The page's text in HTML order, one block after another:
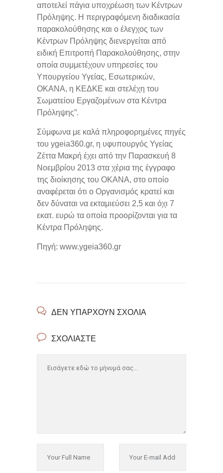
αποτελεί πάγια υποχρέωση των Κέντρων
Πρόληψης. Η περιγραφόμενη διαδικασία
παρακολούθησης και ο έλεγχος των
Κέντρων Πρόληψης διενεργείται από
ειδική Επιτροπή Παρακολούθησης, στην
οποία συμμετέχουν υπηρεσίες του
Υπουργείου Υγείας, Εσωτερικών,
ΟΚΑΝΑ, η ΚΕΔΚΕ και στελέχη του
Σωματείου Εργαζομένων στα Κέντρα
Πρόληψης”.
Σύμφωνα με καλά πληροφορημένες πηγές
του ygeia360.gr, η υφυπουργός Υγείας
Ζέττα Μακρή έχει από την Παρασκευή 8
Νοεμβρίου 2013 στα χέρια της έγγραφο
της διοίκησης του ΟΚΑΝΑ, στο οποίο
αναφέρεται ότι ο Οργανισμός κρατεί και
δεν δύναται να εκταμιεύσει 2,5 και όχι 7
εκατ. ευρώ τα οποία προορίζονται για τα
Κέντρα Πρόληψης.
Πηγή: www.ygeia360.gr
ΔΕΝ ΥΠΆΡΧΟΥΝ ΣΧΌΛΙΑ
ΣΧΟΛΙΆΣΤΕ